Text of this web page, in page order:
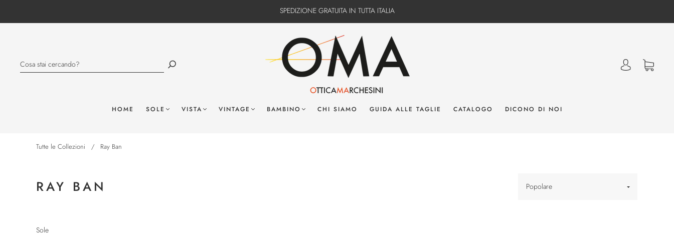
SPEDIZIONE GRATUITA IN TUTTA ITALIA
HOME SOLE VISTA VINTAGE BAMBINO CHI SIAMO GUIDA ALLE TAGLIE CATALOGO DICONO DI NOI
Tutte le Collezioni / Ray Ban
RAY BAN
Sole